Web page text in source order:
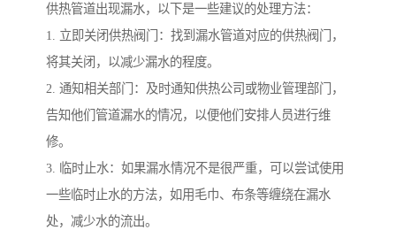
供热管道出现漏水，以下是一些建议的处理方法：
1. 立即关闭供热阀门：找到漏水管道对应的供热阀门，
将其关闭，以减少漏水的程度。
2. 通知相关部门：及时通知供热公司或物业管理部门，
告知他们管道漏水的情况，以便他们安排人员进行维
修。
3. 临时止水：如果漏水情况不是很严重，可以尝试使用
一些临时止水的方法，如用毛巾、布条等缠绕在漏水
处，减少水的流出。